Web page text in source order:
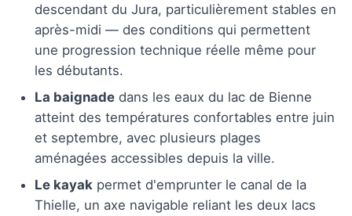
descendant du Jura, particulièrement stables en
après-midi — des conditions qui permettent
une progression technique réelle même pour
les débutants.
La baignade dans les eaux du lac de Bienne
atteint des températures confortables entre juin
et septembre, avec plusieurs plages
aménagées accessibles depuis la ville.
Le kayak permet d'emprunter le canal de la
Thielle, un axe navigable reliant les deux lacs